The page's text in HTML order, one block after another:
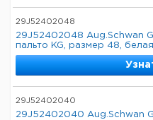
29J52402048
29J52402048 Aug.Schwan
пальто KG, размер 48, белая,
29J52402040
29J52402040 Aug.Schwan